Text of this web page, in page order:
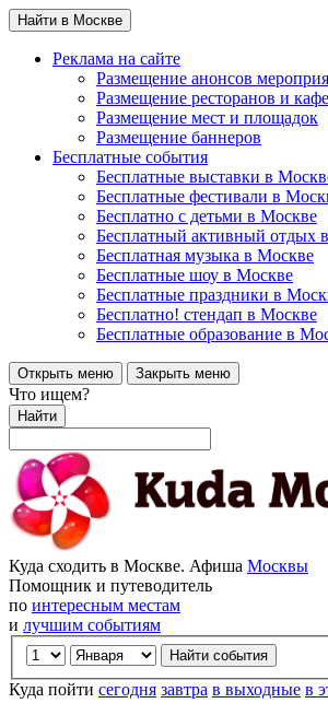
Найти в Москве
Реклама на сайте
Размещение анонсов
Размещение ресторанов и кафе
Размещение мест и площадок
Размещение баннеров
Бесплатные события
Бесплатные выставки в
Бесплатные фестивали в
Бесплатно с детьми в Москве
Бесплатный активный отдых
Бесплатная музыка в Москве
Бесплатные шоу в Москве
Бесплатные праздники в
Бесплатно! стендап в Москве
Бесплатные образование в
Открыть меню Закрыть меню
Что ищем?
Найти
Куда сходить в Москве. Афиша Москвы
Помощник и путеводитель
по интересным местам
и лучшим событиям
Куда пойти сегодня завтра в выходные в